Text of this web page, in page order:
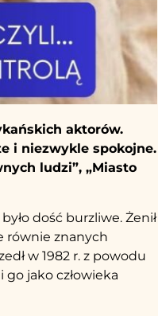
aktorów.
i niezwykle spokojne.
ludzi”, „Miasto
dość burzliwe. Żenił
równie znanych
w 1982 r. z powodu
jako człowieka